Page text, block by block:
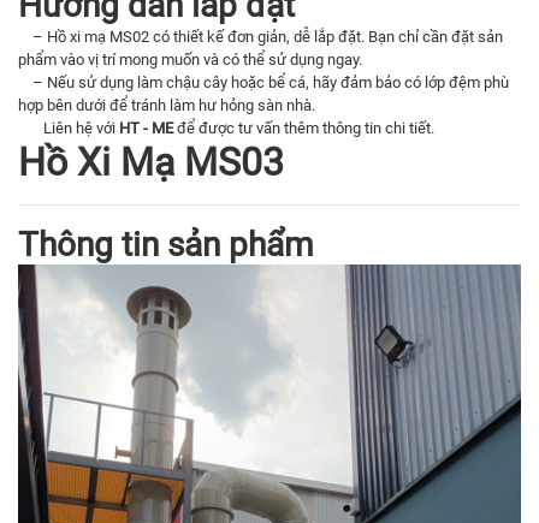
– Hồ xi mạ MS02 có thiết kế đơn giản, dễ lắp đặt. Bạn chỉ cần đặt sản
phẩm vào vị trí mong muốn và có thể sử dụng ngay.
– Nếu sử dụng làm chậu cây hoặc bể cá, hãy đảm bảo có lớp đệm phù
hợp bên dưới để tránh làm hư hỏng sàn nhà.
Liên hệ với HT - MEđể được tư vấn thêm thông tin chi tiết.
Hồ Xi Mạ MS03
Thông tin sản phẩm